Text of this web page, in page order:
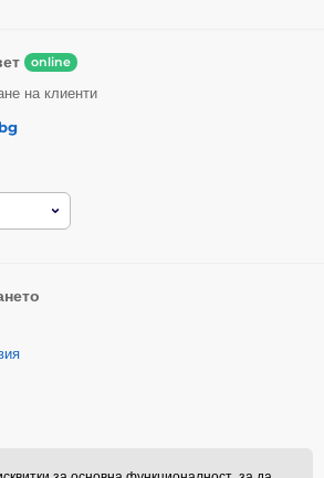
online
на клиенти